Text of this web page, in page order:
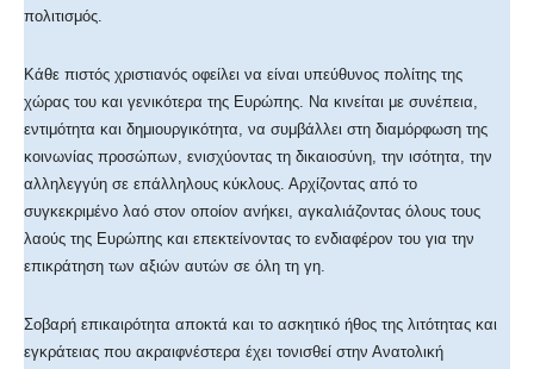
πολιτισμός.
Κάθε πιστός χριστιανός οφείλει να είναι υπεύθυνος πολίτης της
χώρας του και γενικότερα της Ευρώπης. Να κινείται με συνέπεια,
εντιμότητα και δημιουργικότητα, να συμβάλλει στη διαμόρφωση της
κοινωνίας προσώπων, ενισχύοντας τη δικαιοσύνη, την ισότητα, την
αλληλεγγύη σε επάλληλους κύκλους. Αρχίζοντας από το
συγκεκριμένο λαό στον οποίον ανήκει, αγκαλιάζοντας όλους τους
λαούς της Ευρώπης και επεκτείνοντας το ενδιαφέρον του για την
επικράτηση των αξιών αυτών σε όλη τη γη.
Σοβαρή επικαιρότητα αποκτά και το ασκητικό ήθος της λιτότητας και
εγκράτειας που ακραιφνέστερα έχει τονισθεί στην Ανατολική